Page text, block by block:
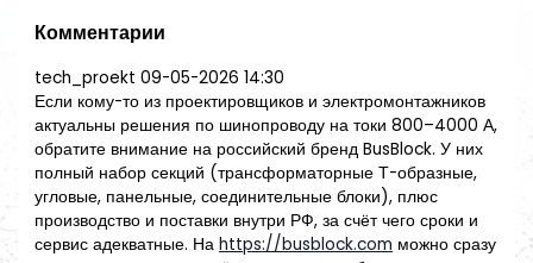
Комментарии
tech_proekt 09-05-2026 14:30
Если кому-то из проектировщиков и электромонтажников
актуальны решения по шинопроводу на токи 800–4000 А,
обратите внимание на российский бренд BusBlock. У них
полный набор секций (трансформаторные Т-образные,
угловые, панельные, соединительные блоки), плюс
производство и поставки внутри РФ, за счёт чего сроки и
сервис адекватные. Наhttps://busblock.com можно сразу